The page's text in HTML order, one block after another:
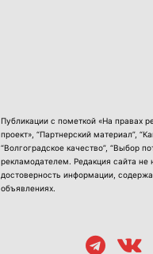
Публикации с пометкой «На правах
проект», “Партнерский материал”,
“Волгоградское качество”, “Выбор
рекламодателем. Редакция сайта не
достоверность информации,
объявлениях.